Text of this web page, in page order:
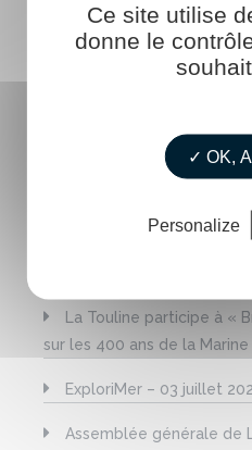
RDV ExploriMer
La Touline participe à «
sur les 400 ans de la
ExploriMer – 03 juillet
Assemblée générale de
Ce site utilise
donne le
✓ OK,
Personalize